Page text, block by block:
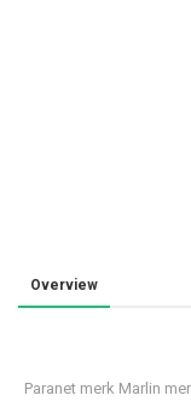
Overview
Paranet merk Marlin